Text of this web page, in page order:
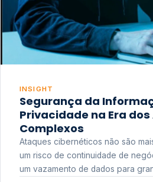
INSIGHT
Segurança da
Privacidade na Era
Complexos
Ataques cibernéticos não são
um risco de continuidade de negócio. O custo
um vazamento de dados para